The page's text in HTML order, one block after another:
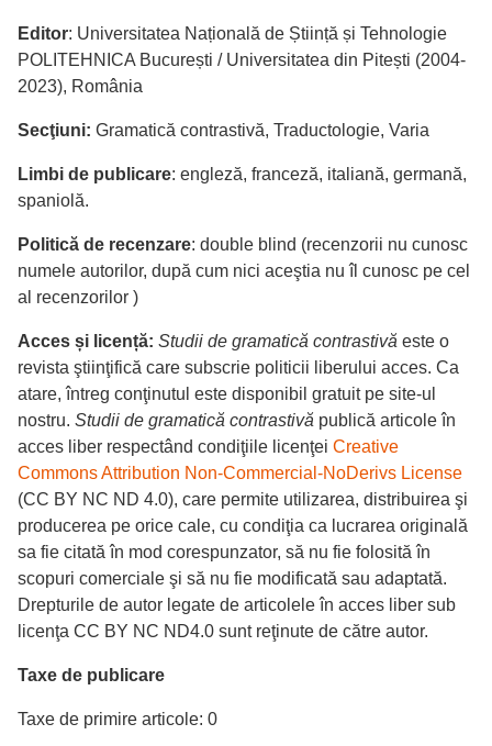
Editor: Universitatea Națională de Știință și Tehnologie
POLITEHNICA București / Universitatea din Pitești (2004-
2023), România
Secţiuni: Gramatică contrastivă, Traductologie, Varia
Limbi de publicare: engleză, franceză, italiană, germană,
spaniolă.
Politică de recenzare: double blind (recenzorii nu cunosc
numele autorilor, după cum nici aceştia nu îl cunosc pe cel
al recenzorilor )
Acces și licență: Studii de gramatică contrastivă este o
revista ştiinţifică care subscrie politicii liberului acces. Ca
atare, întreg conţinutul este disponibil gratuit pe site-ul
nostru. Studii de gramatică contrastivă publică articole în
acces liber respectând condiţiile licenţei Creative
Commons Attribution Non-Commercial-NoDerivs License
(CC BY NC ND 4.0), care permite utilizarea, distribuirea şi
producerea pe orice cale, cu condiţia ca lucrarea originală
sa fie citată în mod corespunzator, să nu fie folosită în
scopuri comerciale şi să nu fie modificată sau adaptată.
Drepturile de autor legate de articolele în acces liber sub
licenţa CC BY NC ND4.0 sunt reţinute de către autor.
Taxe de publicare
Taxe de primire articole: 0